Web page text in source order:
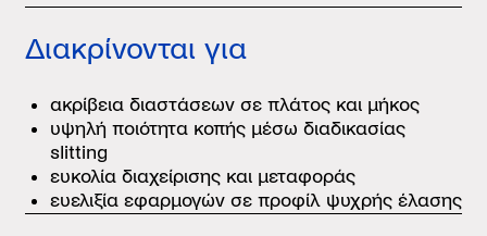
Διακρίνονται για
ακρίβεια διαστάσεων σε πλάτος και μήκος
υψηλή ποιότητα κοπής μέσω διαδικασίας
slitting
ευκολία διαχείρισης και μεταφοράς
ευελιξία εφαρμογών σε προφίλ ψυχρής έλασης